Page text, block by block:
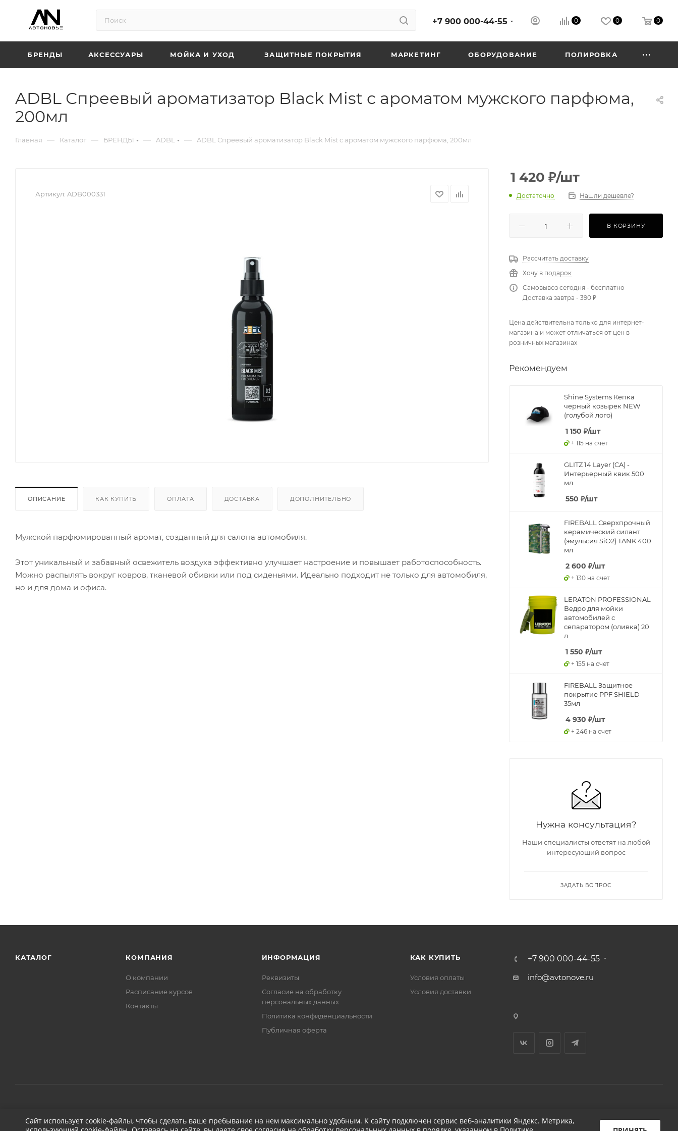
+7 900 000-44-55 0 0 0
БРЕНДЫ АКСЕССУАРЫ МОЙКА И УХОД ЗАЩИТНЫЕ ПОКРЫТИЯ МАРКЕТИНГ ОБОРУДОВАНИЕ ПОЛИРОВКА
ADBL Спреевый ароматизатор Black Mist с ароматом мужского парфюма,
200мл
Главная — Каталог — БРЕНДЫ — ADBL — ADBL Спреевый ароматизатор Black Mist с ароматом мужского парфюма, 200мл
Артикул: ADB000331
ОПИСАНИЕ КАК КУПИТЬ ОПЛАТА ДОСТАВКА ДОПОЛНИТЕЛЬНО
Мужской парфюмированный аромат, созданный для салона автомобиля.
Этот уникальный и забавный освежитель воздуха эффективно улучшает настроение и повышает работоспособность.
Можно распылять вокруг ковров, тканевой обивки или под сиденьями. Идеально подходит не только для автомобиля,
но и для дома и офиса.
1 420 ₽/шт
Достаточно Нашли дешевле?
В КОРЗИНУ
Рассчитать доставку
Хочу в подарок
Самовывоз сегодня - бесплатно
Доставка завтра - 390 ₽
Цена действительна только для интернет-
магазина и может отличаться от цен в
розничных магазинах
Рекомендуем
Shine Systems Кепка
черный козырек NEW
(голубой лого)
1 150 ₽/шт
+ 115 на счет
GLITZ 14 Layer (CA) -
Интерьерный квик 500
мл
550 ₽/шт
FIREBALL Сверхпрочный
керамический силант
(эмульсия SiO2) TANK 400
мл
2 600 ₽/шт
+ 130 на счет
LERATON PROFESSIONAL
Ведро для мойки
автомобилей с
сепаратором (оливка) 20
л
1 550 ₽/шт
+ 155 на счет
FIREBALL Защитное
покрытие PPF SHIELD
35мл
4 930 ₽/шт
+ 246 на счет
Нужна консультация?
Наши специалисты ответят на любой
интересующий вопрос
ЗАДАТЬ ВОПРОС
КАТАЛОГ КОМПАНИЯ
О компании
Расписание курсов
Контакты
ИНФОРМАЦИЯ
Реквизиты
Соглаcие на обработку
персональных данных
Политика конфиденциальности
Публичная оферта
КАК КУПИТЬ
Условия оплаты
Условия доставки
+7 900 000-44-55
info@avtonove.ru
2026 © ДЕТЕЙЛИНГ-МАРКЕТ АВТОНОВЬЕ Разработано в KAPUSTA LAB
Сайт использует cookie-файлы, чтобы сделать ваше пребывание на нем максимально удобным. К cайту подключен сервис веб-аналитики Яндекс. Метрика,